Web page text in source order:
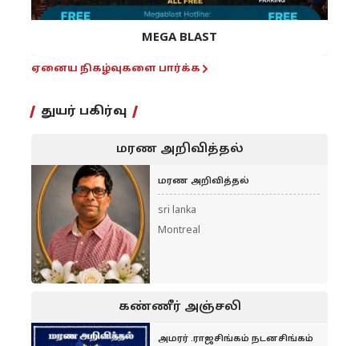
MEGA BLAST
ஏனைய நிகழ்வுகளை பார்க்க
துயர் பகிர்வு
மரண அறிவித்தல்
மரண அறிவித்தல்
sri lanka
Montreal
கண்ணீர் அஞ்சலி
அமரர் .ராஜசிங்கம் நடனசிங்கம்